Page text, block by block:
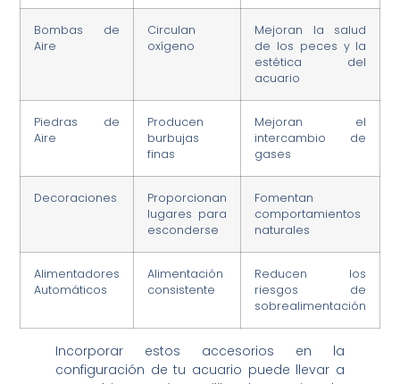
Bombas de
Aire
Circulan
oxígeno
Mejoran la salud
de los peces y la
estética del
acuario
Piedras de
Aire
Producen
burbujas
finas
Mejoran el
intercambio de
gases
Decoraciones
Proporcionan
lugares para
esconderse
Fomentan
comportamientos
naturales
Alimentadores
Automáticos
Alimentación
consistente
Reducen los
riesgos de
sobrealimentación
Incorporar estos accesorios en la
configuración de tu acuario puede llevar a